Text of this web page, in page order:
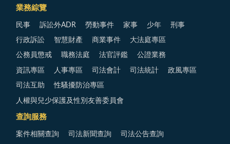
業務綜覽
民事 訴訟外ADR 勞動事件 家事 少年 刑事
行政訴訟 智慧財產 商業事件 大法庭專區
公務員懲戒 職務法庭 法官評鑑 公證業務
資訊專區 人事專區 司法會計 司法統計 政風專區
司法互助 性騷擾防治專區
人權與兒少保護及性別友善委員會
查詢服務
案件相關查詢 司法新聞查詢 司法公告查詢